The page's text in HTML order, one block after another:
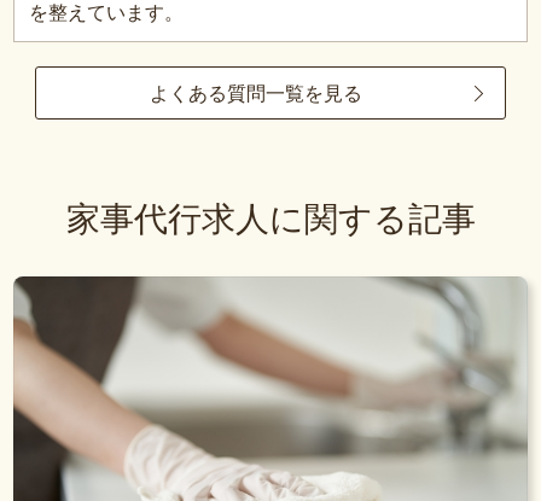
を整えています。
よくある質問一覧を見る
家事代行求人に関する記事